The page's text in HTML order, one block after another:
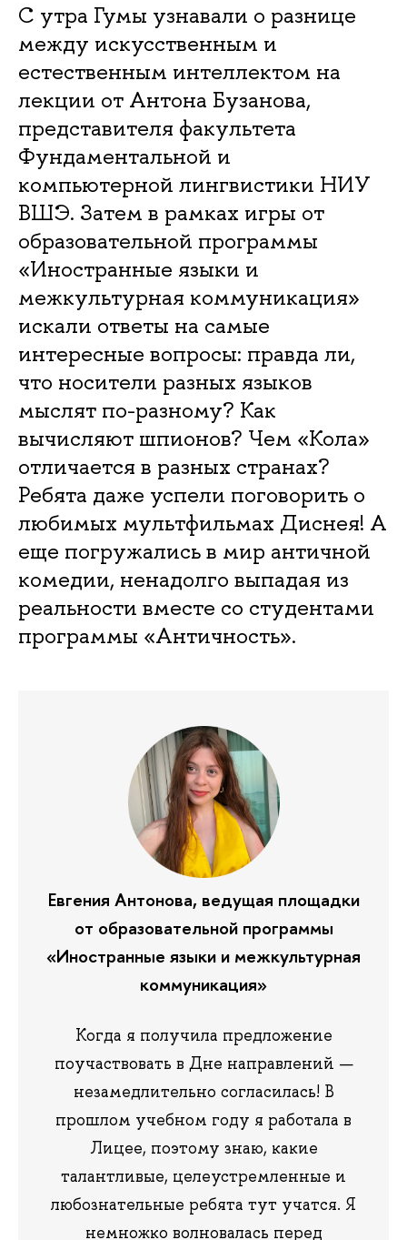
С утра Гумы узнавали о разнице
между искусственным и
естественным интеллектом на
лекции от Антона Бузанова,
представителя факультета
Фундаментальной и
компьютерной лингвистики НИУ
ВШЭ. Затем в рамках игры от
образовательной программы
«Иностранные языки и
межкультурная коммуникация»
искали ответы на самые
интересные вопросы: правда ли,
что носители разных языков
мыслят по-разному? Как
вычисляют шпионов? Чем «Кола»
отличается в разных странах?
Ребята даже успели поговорить о
любимых мультфильмах Диснея! А
еще погружались в мир античной
комедии, ненадолго выпадая из
реальности вместе со студентами
программы «Античность».
Евгения Антонова, ведущая площадки
от образовательной программы
«Иностранные языки и межкультурная
коммуникация»
Когда я получила предложение
поучаствовать в Дне направлений —
незамедлительно согласилась! В
прошлом учебном году я работала в
Лицее, поэтому знаю, какие
талантливые, целеустремленные и
любознательные ребята тут учатся. Я
немножко волновалась перед